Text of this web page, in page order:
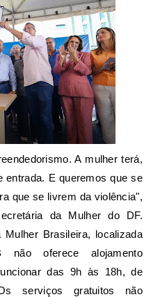
A mulher terá,
entrada. E queremos que se
que se livrem da violência",
da Mulher do DF.
Brasileira, localizada
oferece alojamento
das 9h às 18h, de
serviços gratuitos não